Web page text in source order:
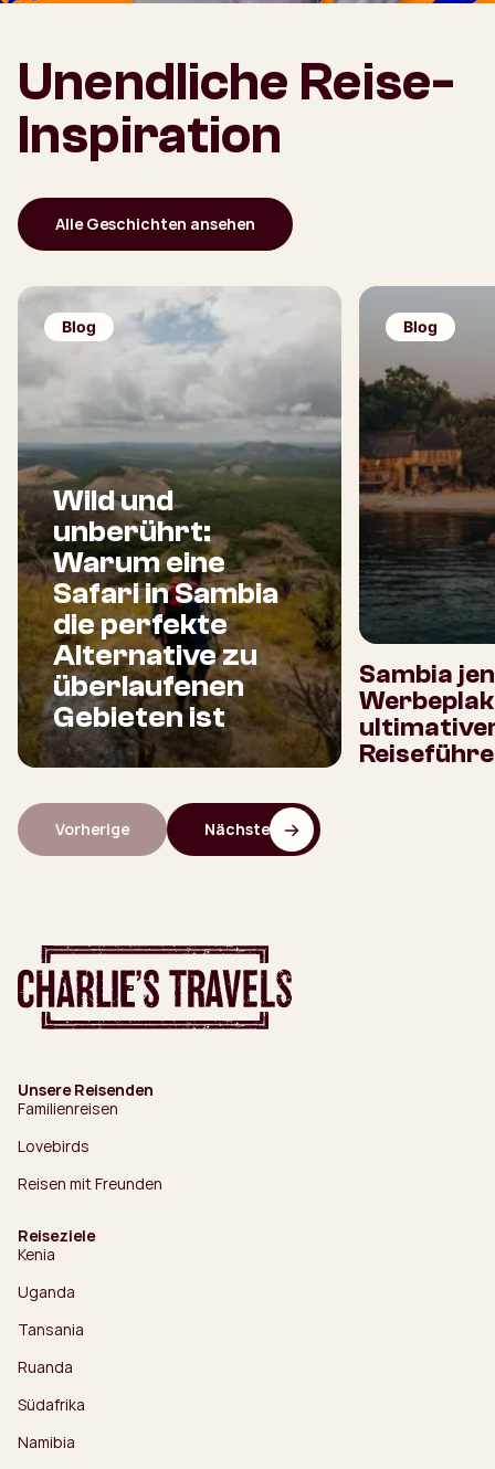
Unendliche Reise-
Inspiration
Alle Geschichten ansehen
Blog
Wild und
unberührt:
Warum eine
Safari in Sambia
die perfekte
Alternative zu
überlaufenen
Gebieten ist
Blog
Sambia
Vorherige Nächste
Unsere Reisenden
Familienreisen
Lovebirds
Reisen mit Freunden
Reiseziele
Kenia
Uganda
Tansania
Ruanda
Südafrika
Namibia